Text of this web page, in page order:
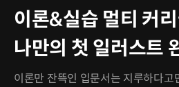
이론&실습 멀티 커
나만의 첫 일러스트
이론만 잔뜩인 입문서는 지루하다고